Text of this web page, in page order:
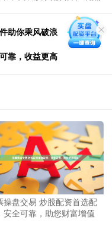
助你乘风破浪
靠，收益更高
操盘交易 炒股配资首选配
安全可靠，助您财富增值